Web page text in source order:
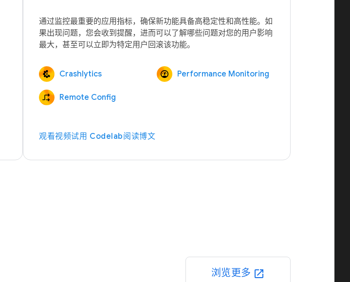
通过监控最重要的应用指标，确保新功能具备高稳定性和高性能。如
果出现问题，您会收到提醒，进而可以了解哪些问题对您的用户影响
Crashlytics Performance Monitoring
Remote Config
观看视频试用 Codelab阅读博文
浏览更多 open_in_new